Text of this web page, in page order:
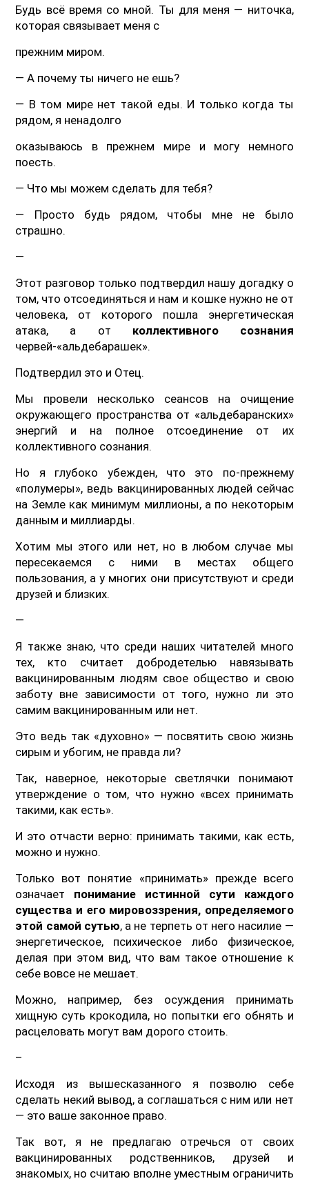
Будь всё время со мной. Ты для меня — ниточка,
которая связывает меня с
прежним миром.
— А почему ты ничего не ешь?
— В том мире нет такой еды. И только когда ты
рядом, я ненадолго
оказываюсь в прежнем мире и могу немного
поесть.
— Что мы можем сделать для тебя?
— Просто будь рядом, чтобы мне не было
страшно.
—
Этот разговор только подтвердил нашу догадку о
том, что отсоединяться и нам и кошке нужно не от
человека, от которого пошла энергетическая
атака, а от коллективного сознания
червей-«альдебарашек».
Подтвердил это и Отец.
Мы провели несколько сеансов на очищение
окружающего пространства от «альдебаранских»
энергий и на полное отсоединение от их
коллективного сознания.
Но я глубоко убежден, что это по-прежнему
«полумеры», ведь вакцинированных людей сейчас
на Земле как минимум миллионы, а по некоторым
данным и миллиарды.
Хотим мы этого или нет, но в любом случае мы
пересекаемся с ними в местах общего
пользования, а у многих они присутствуют и среди
друзей и близких.
—
Я также знаю, что среди наших читателей много
тех, кто считает добродетелью навязывать
вакцинированным людям свое общество и свою
заботу вне зависимости от того, нужно ли это
самим вакцинированным или нет.
Это ведь так «духовно» — посвятить свою жизнь
сирым и убогим, не правда ли?
Так, наверное, некоторые светлячки понимают
утверждение о том, что нужно «всех принимать
такими, как есть».
И это отчасти верно: принимать такими, как есть,
можно и нужно.
Только вот понятие «принимать» прежде всего
означает понимание истинной сути каждого
существа и его мировоззрения, определяемого
этой самой сутью, а не терпеть от него насилие —
энергетическое, психическое либо физическое,
делая при этом вид, что вам такое отношение к
себе вовсе не мешает.
Можно, например, без осуждения принимать
хищную суть крокодила, но попытки его обнять и
расцеловать могут вам дорого стоить.
–
Исходя из вышесказанного я позволю себе
сделать некий вывод, а соглашаться с ним или нет
— это ваше законное право.
Так вот, я не предлагаю отречься от своих
вакцинированных родственников, друзей и
знакомых, но считаю вполне уместным ограничить